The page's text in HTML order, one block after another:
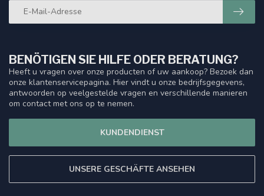
BENÖTIGEN SIE HILFE ODER BERATUNG?
Heeft u vragen over onze producten of uw aankoop? Bezoek dan
onze klantenservicepagina. Hier vindt u onze bedrijfsgegevens,
antwoorden op veelgestelde vragen en verschillende manieren
om contact met ons op te nemen.
KUNDENDIENST
UNSERE GESCHÄFTE ANSEHEN